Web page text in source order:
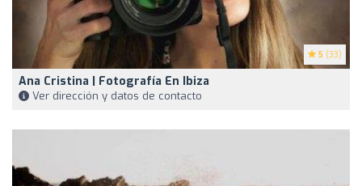
5 (33)
Ana Cristina | Fotografía En Ibiza
Ver dirección y datos de contacto